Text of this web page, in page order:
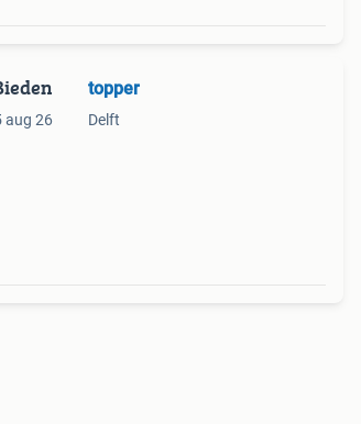
aug 26
topper
Delft